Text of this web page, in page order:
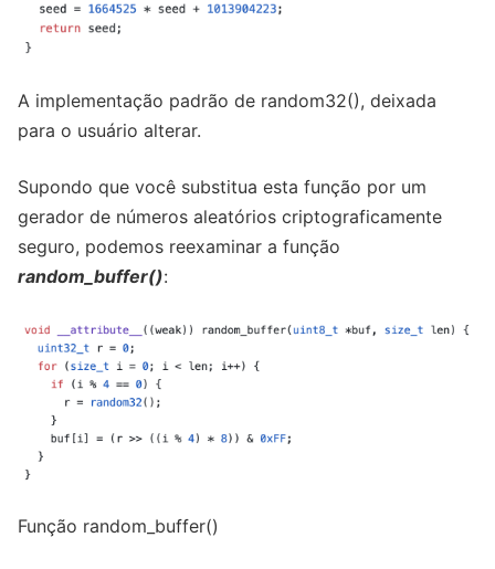
A implementação padrão de random32(), deixada
para o usuário alterar.
Supondo que você substitua esta função por um
gerador de números aleatórios criptograficamente
seguro, podemos reexaminar a função
random_buffer():
Função random_buffer()